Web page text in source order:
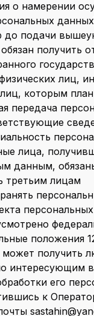
о намерении
до подачи
получить
лиц,
которым
передача
лица,
данным,
третьим лицам
положения
может получить
интересующим
его
к